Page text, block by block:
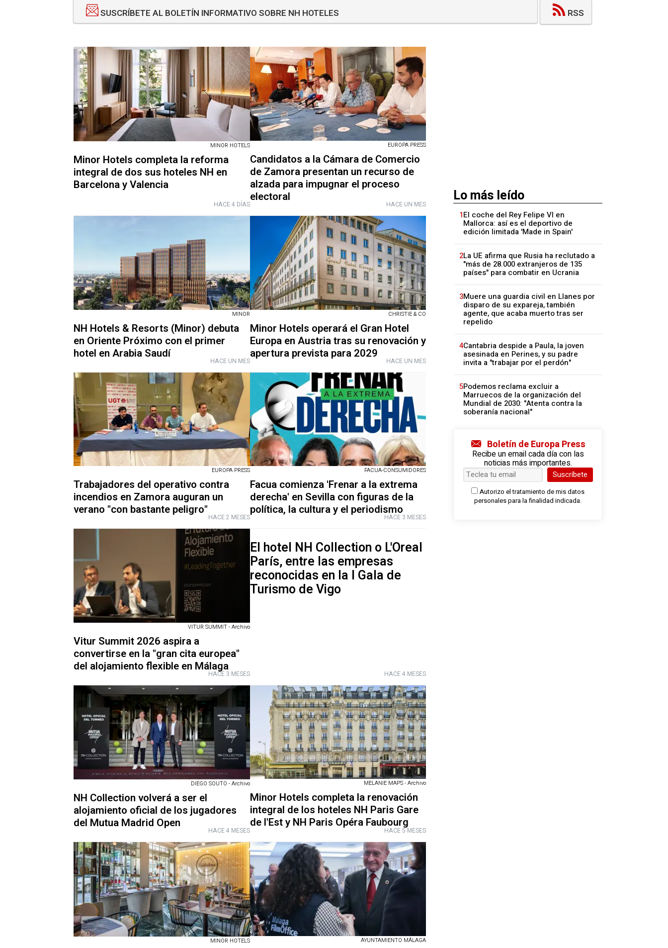
SUSCRÍBETE AL BOLETÍN INFORMATIVO SOBRE NH HOTELES RSS
MINOR HOTELS
Minor Hotels completa la reforma
integral de dos sus hoteles NH en
Barcelona y Valencia
HACE 4 DÍAS
EUROPA PRESS
Candidatos a la Cámara de Comercio
de Zamora presentan un recurso de
alzada para impugnar el proceso
electoral
HACE UN MES
MINOR
NH Hotels & Resorts (Minor) debuta
en Oriente Próximo con el primer
hotel en Arabia Saudí
HACE UN MES
CHRISTIE & CO
Minor Hotels operará el Gran Hotel
Europa en Austria tras su renovación y
apertura prevista para 2029
HACE UN MES
EUROPA PRESS
Trabajadores del operativo contra
incendios en Zamora auguran un
verano "con bastante peligro"HACE 2 MESES
FACUA-CONSUMIDORES
Facua comienza 'Frenar a la extrema
derecha' en Sevilla con figuras de la
política, la cultura y el periodismoHACE 3 MESES
VITUR SUMMIT - Archivo
Vitur Summit 2026 aspira a
convertirse en la "gran cita europea"
del alojamiento flexible en MálagaHACE 3 MESES
El hotel NH Collection o L'Oreal
París, entre las empresas
reconocidas en la I Gala de
Turismo de Vigo
HACE 4 MESES
DIEGO SOUTO - Archivo
NH Collection volverá a ser el
alojamiento oficial de los jugadores
del Mutua Madrid Open
HACE 4 MESES
MELANIE MAPS - Archivo
Minor Hotels completa la renovación
integral de los hoteles NH Paris Gare
de l'Est y NH Paris Opéra Faubourg
HACE 5 MESES
MINOR HOTELS AYUNTAMIENTO MÁLAGA
Lo más leído
1El coche del Rey Felipe VI en
Mallorca: así es el deportivo de
edición limitada 'Made in Spain'
2La UE afirma que Rusia ha reclutado a
"más de 28.000 extranjeros de 135
países" para combatir en Ucrania
3Muere una guardia civil en Llanes por
disparo de su expareja, también
agente, que acaba muerto tras ser
repelido
4Cantabria despide a Paula, la joven
asesinada en Perines, y su padre
invita a "trabajar por el perdón"
5Podemos reclama excluir a
Marruecos de la organización del
Mundial de 2030: "Atenta contra la
soberanía nacional"
Boletín de Europa Press
Recibe un email cada día con las
noticias más importantes.
Suscríbete
Autorizo el tratamiento de mis datos
personales para la finalidad indicada.